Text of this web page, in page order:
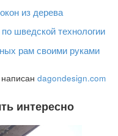
из дерева
шведской технологии
рам своими руками
dagondesign.com
интересно